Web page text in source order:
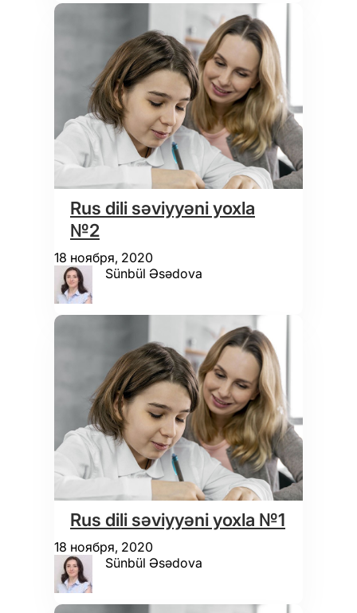
Rus dili səviyyəni yoxla
№2
18 ноября, 2020
Sünbül Əsədova
Rus dili səviyyəni yoxla №1
18 ноября, 2020
Sünbül Əsədova